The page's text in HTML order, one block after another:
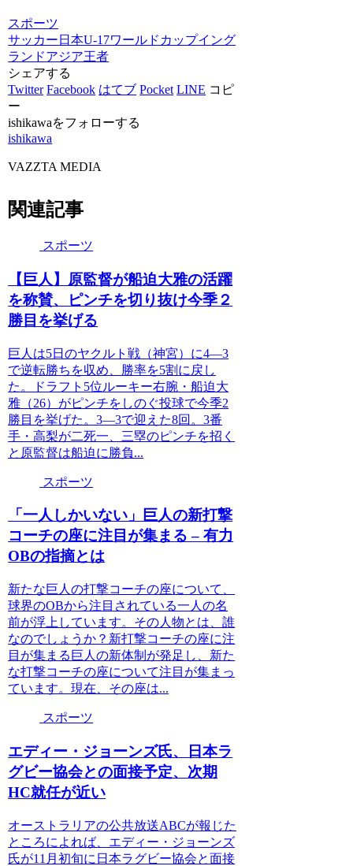
スポーツ
サッカー 日本U-17ワールドカップイング
ランドアジア王者
シェアする
Twitter Facebook はてブ Pocket LINE コピ
ー
ishikawaをフォローする
ishikawa
VAZZTA MEDIA
関連記事
スポーツ
【巨人】原監督が船迫大雅の活躍
を称賛、ピンチを切り抜け今季２
勝目を挙げる
巨人は5日のヤクルト戦（神宮）に4―3
で逆転勝ちを収め、勝率を5割に戻し
た。ドラフト5位ルーキー右腕・船迫大
雅（26）がピンチをしのぐ投球で今季2
勝目を挙げた。3―3で迎えた8回。3番
手・高梨が二死一、三塁のピンチを招く
と原監督は船迫に勝負...
スポーツ
「一人しかいない」巨人の新打撃
コーチの座に注目が集まる – 有力
OBの指摘とは
新たな巨人の打撃コーチの座について、
球界のOBから注目されている一人の名
前が浮上しています。その人物とは、誰
なのでしょうか？新打撃コーチの座に注
目が集まる巨人の新体制が発足し、新た
な打撃コーチの座について注目が集まっ
ています。現在、その座は...
スポーツ
エディー・ジョーンズ氏、日本ラ
グビー協会との面接予定、次期
HC就任が近い
オーストラリアの公共放送ABCが報じた
ところによれば、エディー・ジョーンズ
氏が11月初旬に日本ラグビー協会と面接